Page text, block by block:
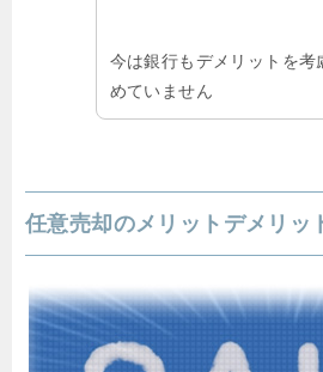
今は銀行もデメリットを
めていません
任意売却のメリットデメリッ